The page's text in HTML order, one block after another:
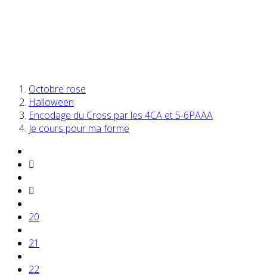
Octobre rose
Halloween
Encodage du Cross par les 4CA et 5-6PAAA
Je cours pour ma forme
20
21
22